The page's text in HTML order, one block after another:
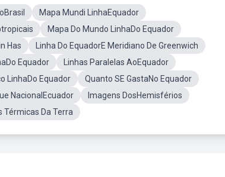
Mapa Mundi LinhaEquador
Mapa Do Mundo LinhaDo Equador
Has
Linha Do EquadorE Meridiano De Greenwich
Equador
Linhas Paralelas AoEquador
LinhaDo Equador
Quanto SE GastaNo Equador
NacionalEcuador
Imagens DosHemisférios
Térmicas Da Terra